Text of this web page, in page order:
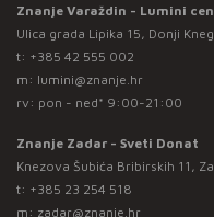
Znanje Varaždin - Lumini
Ulica grada Lipika 15, Donji
t: +385 42 555 002
m: lumini@znanje.hr
rv: pon - ned* 9:00-21:00
Znanje Zadar - Sveti Donat
Knezova Šubića Bribirskih 11,
t: +385 23 254 518
m: zadar@znanje.hr